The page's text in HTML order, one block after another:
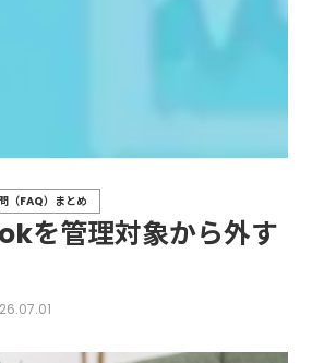
を管理対象から外す
FAQ）まとめ